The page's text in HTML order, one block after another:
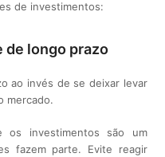
de investimentos:
de longo prazo
ao invés de se deixar levar
mercado.
os investimentos são um
fazem parte. Evite reagir